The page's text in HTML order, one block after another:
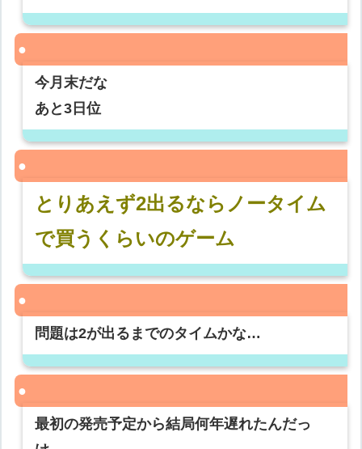
今月末だな
あと3日位
とりあえず2出るならノータイム
で買うくらいのゲーム
問題は2が出るまでのタイムかな…
最初の発売予定から結局何年遅れたんだっ